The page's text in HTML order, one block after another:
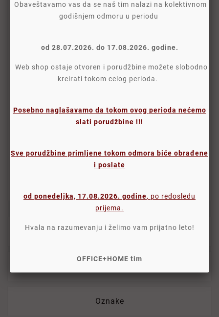
Politika Sigurnosti
Politika Isporuke
Opis
Oznake
Obaveštavamo vas da se naš tim nalazi na kolektivnom
godišnjem odmoru u periodu
od 28.07.2026. do 17.08.2026. godine.
Web shop ostaje otvoren i porudžbine možete slobodno
kreirati tokom celog perioda.
Posebno naglašavamo da tokom ovog perioda nećemo
slati porudžbine !!!
Sve porudžbine primljene tokom odmora biće obrađene
i poslate
od ponedeljka, 17.08.2026. godine, po redosledu
prijema.
Hvala na razumevanju i želimo vam prijatno leto!
OFFICE+HOME tim